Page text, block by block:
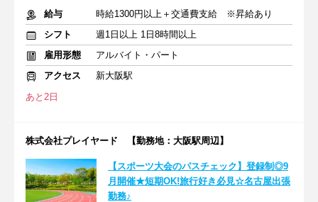
給与
時給1300円以上＋交通費支給 ※昇給あり
シフト
週1日以上 1日8時間以上
雇用形態
アルバイト・パート
アクセス
新大阪駅
あと2日
株式会社プレイヤード 【勤務地：大阪駅周辺】
【スポーツ大会のパスチェック】登録制◎9
月開催★短期OK!旅行好き必見☆名古屋出張
勤務♪